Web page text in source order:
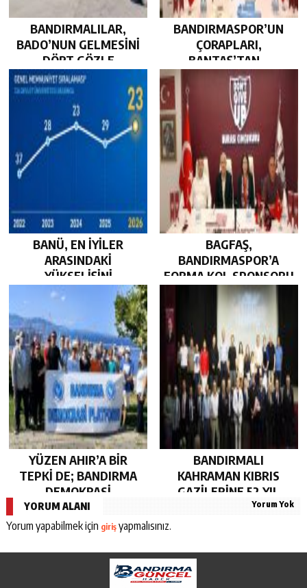
BANDIRMALILAR,
BADO’NUN GELMESİNİ
DÖRT GÖZLE
BEKLİYOR…
BANDIRMASPOR’UN
ÇORAPLARI,
BANTAŞ’TAN…
BANÜ, EN İYİLER
ARASINDAKİ
YÜKSELİŞİNİ
SÜRDÜRDÜ…
BAGFAŞ,
BANDIRMASPOR’A
FORMA KOL SPONSORU
OLARAK KUCAK AÇTI…
YÜZEN AHIR’A BİR
TEPKİ DE; BANDIRMA
DEMOKRASİ
PLATFORMU’NDAN…
BANDIRMALI
KAHRAMAN KIBRIS
GAZİLERİNE 52 YIL
SONRA AHD-İ VEFA…
YORUM ALANI Yorum Yok
Yorum yapabilmek için girişyapmalısınız.